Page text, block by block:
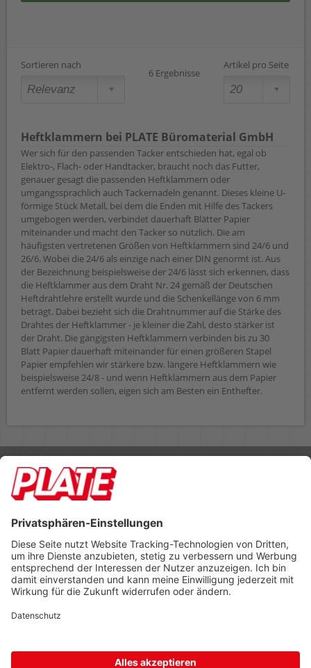
Sortieren nach
6 Ergebnisse
Artikel pro Seite
Heftklammern bei PLATE Büromaterial GmbH
Wer sich für den passenden Tacker entschieden hat, egal ob
Elektro-, Flach- oder Handtacker, braucht noch das Futter,
genauer gesagt die passenden Heftklammern oder
umgangssprachlich auch Tackernadeln genannt. Dieses kleine U-
förmige Stück Metall, bei dem die Enden mit Hilfe des Tackers
umgebogen werden, verbindet dauerhaft Blätter Papier
miteinander und macht den Tacker so nützlich. Die am
häufigsten vertretenen Größen von Heftklammern sind 24/6 und
26/6. Wobei die 24/6 als einzige nach einer DIN genormt ist. Aus
der Bezeichnung beispielsweise der 24/6 lässt sich erkennen, dass
die Heftklammer aus dem Draht Nr. 24 gemäß der Deutschen
Heftdrahtlehre erstellt wurde und die Schenkellänge von 6 mm
beträgt. Dabei bezieht sich die Drahtnummer auf die Stärke des
Drahtes der Heftklammer - je kleiner die Zahl, desto stärker ist
der Draht. Die gängigsten Heftklammern verbinden bis zu 30
Blatt Papier dauerhaft miteinander für einen größeren Stapel
Papier empfehlen wir stärkere bzw. längere Heftklammern wie
beispielsweise 24/8 - und wenn Heftklammern aus dem Papier
entfernt werden sollen, eigen sich am Besten ein Enthefter.
Rufen Sie uns an 04298 401-0
Lieferbedingungen Impressum
Footer anzeigen
PLATE Büromaterial Vertriebs GmbH
Hilligenwarf 5